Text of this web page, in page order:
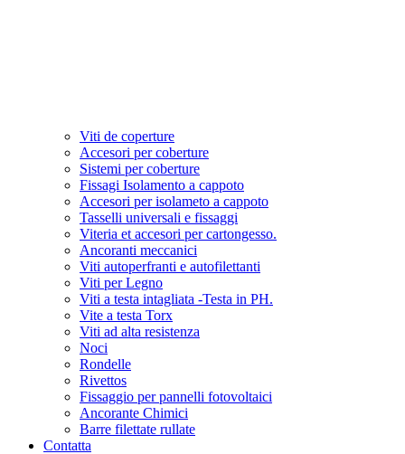
Viti de coperture
Accesori per coberture
Sistemi per coberture
Fissagi Isolamento a cappoto
Accesori per isolameto a cappoto
Tasselli universali e fissaggi
Viteria et accesori per cartongesso.
Ancoranti meccanici
Viti autoperfranti e autofilettanti
Viti per Legno
Viti a testa intagliata -Testa in PH.
Vite a testa Torx
Viti ad alta resistenza
Noci
Rondelle
Rivettos
Fissaggio per pannelli fotovoltaici
Ancorante Chimici
Barre filettate rullate
Contatta